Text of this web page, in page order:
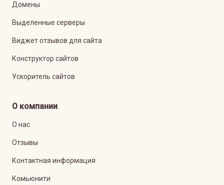
Домены
Выделенные серверы
Виджет отзывов для сайта
Конструктор сайтов
Ускоритель сайтов
О компании
О нас
Отзывы
Контактная информация
Комьюнити